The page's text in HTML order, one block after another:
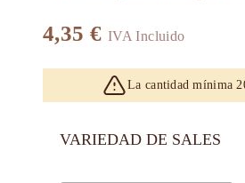
4,35 € IVA Incluido
La cantidad mínima
VARIEDAD DE SALES